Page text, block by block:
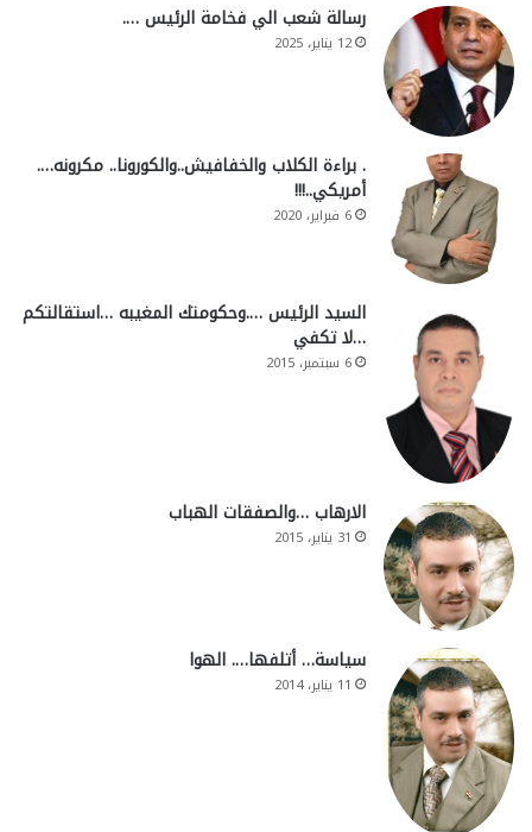
رسالة شعب الي فخامة الرئيس ….
12 يناير، 2025
. براءة الكلاب والخفافيش..والكورونا.. مكرونه….
أمريكي..!!!
6 فبراير، 2020
السيد الرئيس ….وحكومتك المغيبه …استقالتكم
…لا تكفي
6 سبتمبر، 2015
الارهاب …والصفقات الهباب
31 يناير، 2015
سياسة… أتلفها…. الهوا
11 يناير، 2014